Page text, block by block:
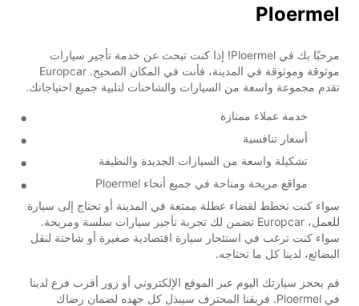
Ploermel
مرحبًا بك في Ploermel! إذا كنت تبحث عن خدمة تأجير سيارات
موثوقة وموثوقة في المدينة، فأنت في المكان الصحيح. Europcar
تقدم مجموعة واسعة من السيارات والشاحنات لتلبية جميع احتياجاتك.
خدمة عملاء ممتازة
أسعار تنافسية
تشكيلة واسعة من السيارات الجديدة والنظيفة
مواقع مريحة ومتاحة في جميع أنحاء Ploermel
سواء كنت تخطط لقضاء عطلة ممتعة في المدينة أو تحتاج إلى سيارة
للعمل، Europcar تضمن لك تجربة تأجير سيارات سلسة ومريحة.
سواء كنت ترغب في استئجار سيارة اقتصادية صغيرة أو شاحنة لنقل
البضائع، لدينا كل ما تحتاجه.
قم بحجز سيارتك اليوم عبر الموقع الإلكتروني أو زور أقرب فرع لدينا
في Ploermel. فريقنا المحترف سيبذل كل جهده لضمان رضاك